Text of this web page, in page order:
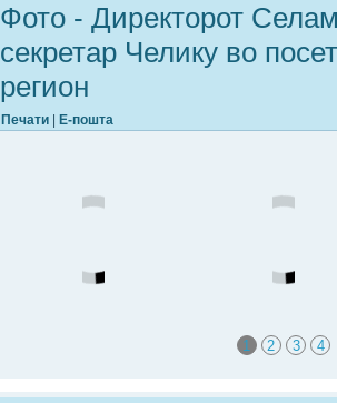
Фото - Директорот
секретар Челику во
регион
Печати Е-пошта
1 2 3 4